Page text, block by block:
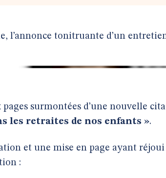
l’annonce tonitruante d’un
pages surmontées d’une nouvelle
les retraites de nos enfants ».
et une mise en page ayant
: